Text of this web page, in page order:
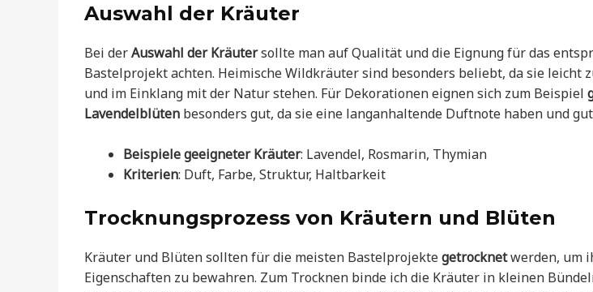
Auswahl der Kräuter
Bei derAuswahl der Kräutersollte man auf Qualität und die Eignung für das
Bastelprojekt achten. Heimische Wildkräuter sind besonders beliebt, da sie leicht
und im Einklang mit der Natur stehen. Für Dekorationen eignen sich zum Beispiel
Lavendelblüten besonders gut, da sie eine langanhaltende Duftnote haben und
Beispiele geeigneter Kräuter: Lavendel, Rosmarin, Thymian
Kriterien: Duft, Farbe, Struktur, Haltbarkeit
Trocknungsprozess von Kräutern und Blüten
Kräuter und Blüten sollten für die meisten Bastelprojektegetrocknetwerden, um
Eigenschaften zu bewahren. Zum Trocknen binde ich die Kräuter in kleinen